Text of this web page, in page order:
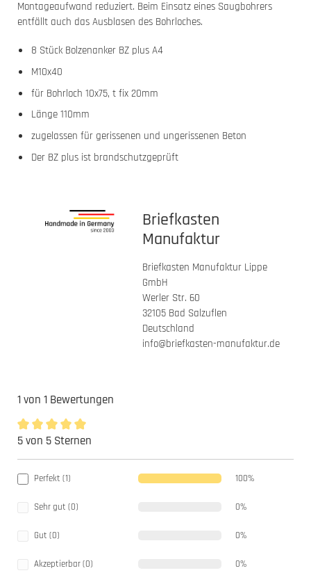
Montageaufwand reduziert. Beim Einsatz eines Saugbohrers
entfällt auch das Ausblasen des Bohrloches.
8 Stück Bolzenanker BZ plus A4
M10x40
für Bohrloch 10x75, t fix 20mm
Länge 110mm
zugelassen für gerissenen und ungerissenen Beton
Der BZ plus ist brandschutzgeprüft
Briefkasten
Manufaktur
Briefkasten Manufaktur Lippe
GmbH
Werler Str. 60
32105 Bad Salzuflen
Deutschland
info@briefkasten-manufaktur.de
1 von 1 Bewertungen
Durchschnittliche Bewertung von 5 von 5 Sternen
5 von 5 Sternen
Perfekt (1) 100%
Sehr gut (0) 0%
Gut (0) 0%
Akzeptierbar (0) 0%